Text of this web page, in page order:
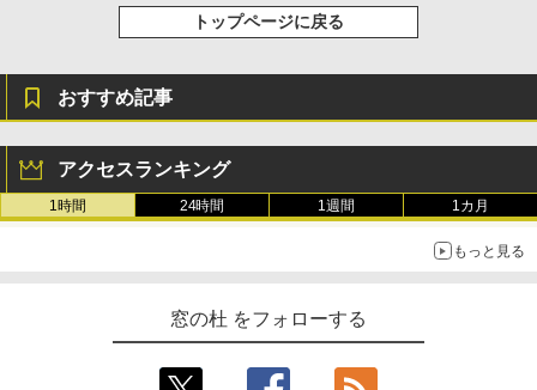
トップページに戻る
おすすめ記事
アクセスランキング
1時間 24時間 1週間 1カ月
もっと見る
窓の杜 をフォローする